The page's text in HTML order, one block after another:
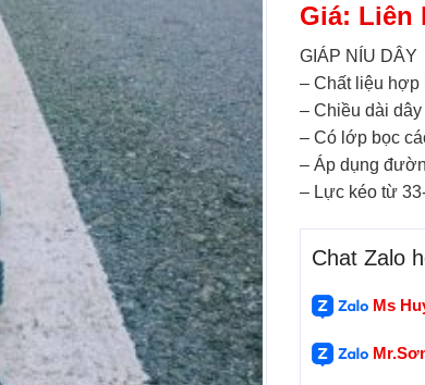
Giá: Liên
GIÁP NÍU DÂY
– Chất liệu hợp
– Chiều dài
– Có lớp bọc
– Áp dụng
– Lực kéo từ
Chat Zalo
Ms